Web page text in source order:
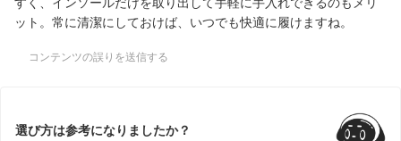
ット。常に清潔にしておけば、いつでも快適に履けますね。
コンテンツの誤りを送信する
選び方は参考になりましたか？